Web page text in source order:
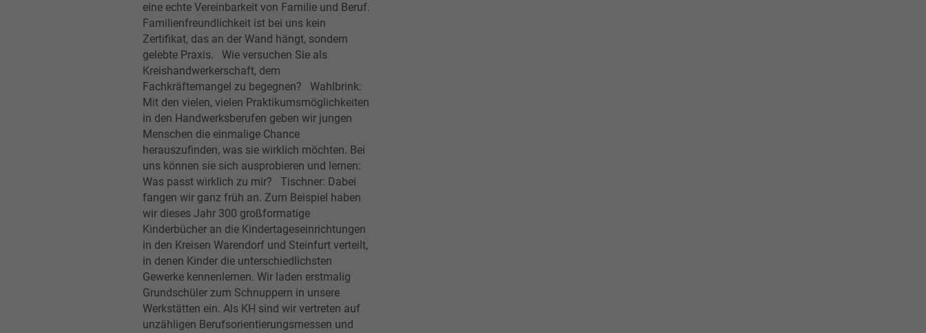
eine echte Vereinbarkeit von Familie und Beruf.
Familienfreundlichkeit ist bei uns kein
Zertifikat, das an der Wand hängt, sondern
gelebte Praxis. Wie versuchen Sie als
Kreishandwerkerschaft, dem
Fachkräftemangel zu begegnen? Wahlbrink:
Mit den vielen, vielen Praktikumsmöglichkeiten
in den Handwerksberufen geben wir jungen
Menschen die einmalige Chance
herauszufinden, was sie wirklich möchten. Bei
uns können sie sich ausprobieren und lernen:
Was passt wirklich zu mir? Tischner: Dabei
fangen wir ganz früh an. Zum Beispiel haben
wir dieses Jahr 300 großformatige
Kinderbücher an die Kindertageseinrichtungen
in den Kreisen Warendorf und Steinfurt verteilt,
in denen Kinder die unterschiedlichsten
Gewerke kennenlernen. Wir laden erstmalig
Grundschüler zum Schnuppern in unsere
Werkstätten ein. Als KH sind wir vertreten auf
unzähligen Berufsorientierungsmessen und